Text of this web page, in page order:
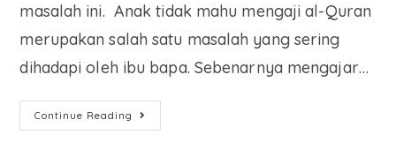
masalah ini. Anak tidak mahu mengaji al-Quran
merupakan salah satu masalah yang sering
dihadapi oleh ibu bapa. Sebenarnya mengajar…
Continue Reading